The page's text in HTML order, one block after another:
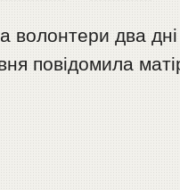
волонтери два
повідомила